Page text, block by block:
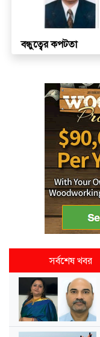
বন্ধুত্বের কপটতা
সর্বশেষ খবর